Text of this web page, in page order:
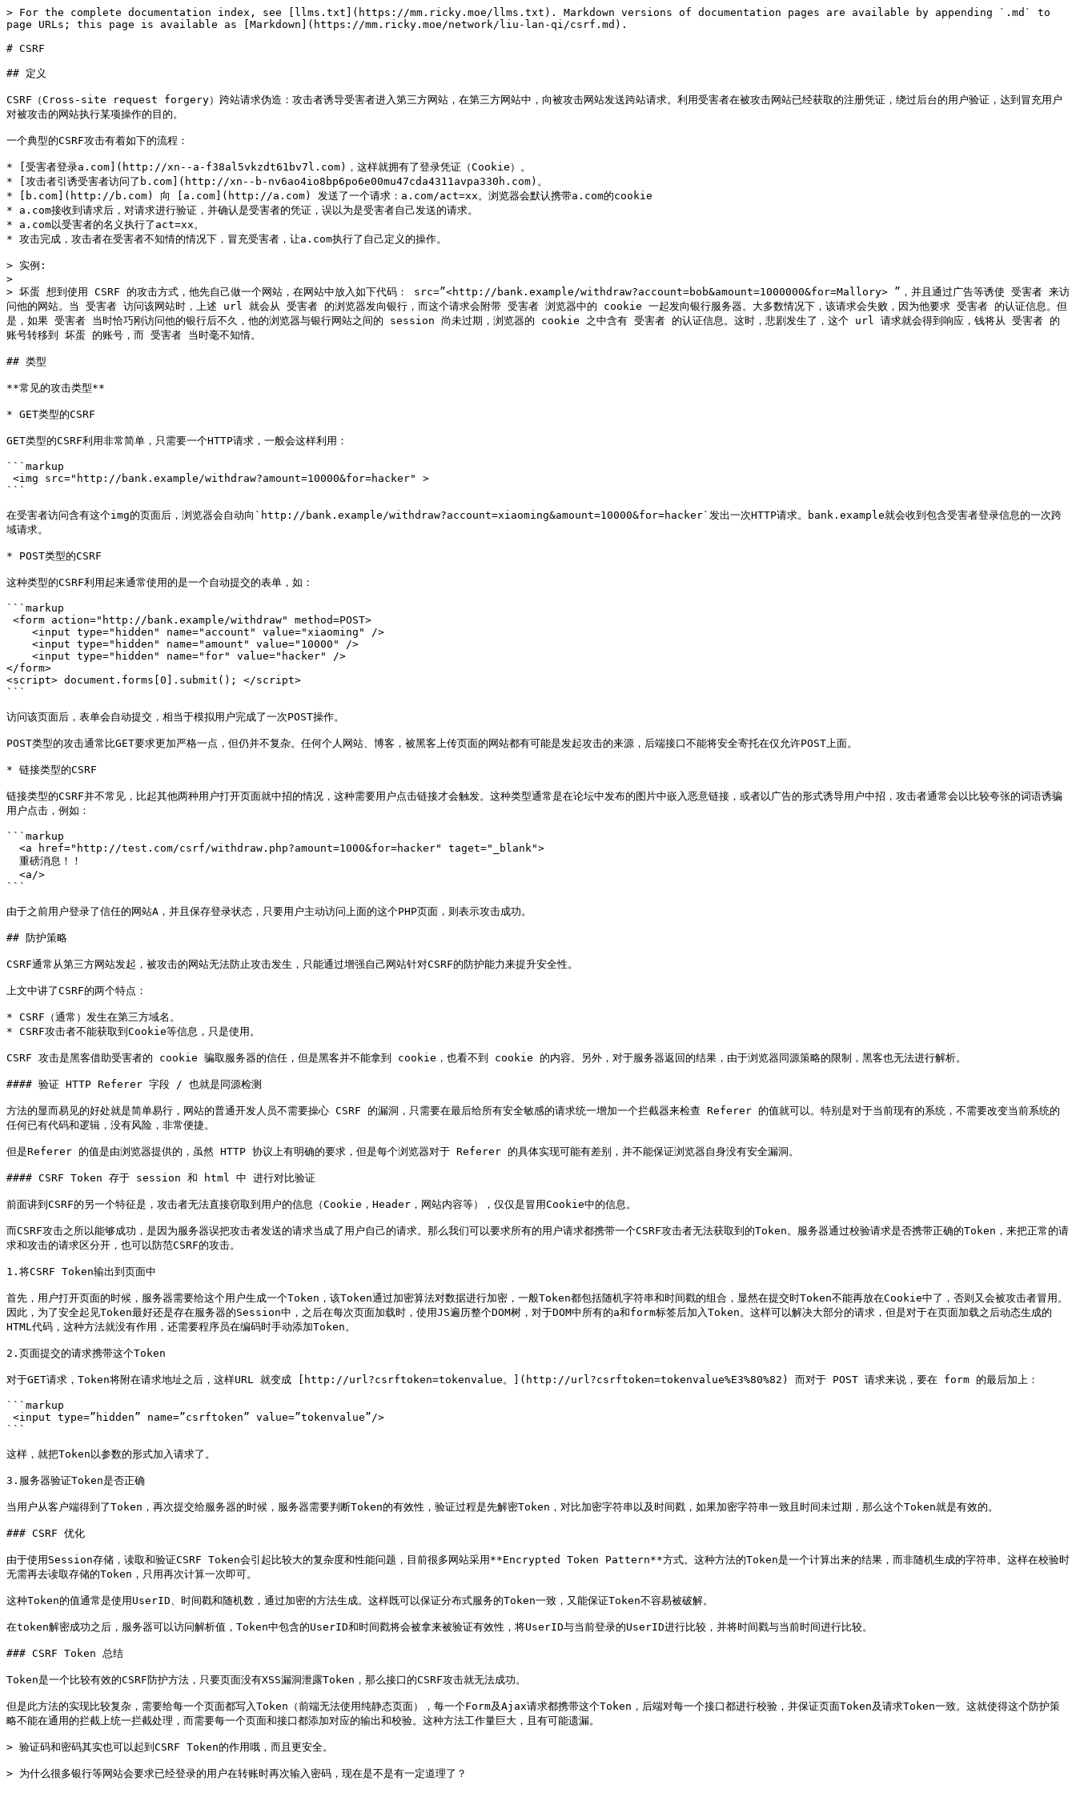
> For the complete documentation index, see [llms.txt](https://mm.ricky.moe/llms.txt). Markdown versions of documentation pages are available by appending `.md` to
page URLs; this page is available as [Markdown](https://mm.ricky.moe/network/liu-lan-qi/csrf.md).
# CSRF
## 定义
CSRF（Cross-site request forgery）跨站请求伪造：攻击者诱导受害者进入第三方网站，在第三方网站中，向被攻击网站发送跨站请求。利用受害者在被攻击网站已经获取的注册凭证，绕过后台的用户验证，达到冒充用户
对被攻击的网站执行某项操作的目的。
一个典型的CSRF攻击有着如下的流程：
* [受害者登录a.com](http://xn--a-f38al5vkzdt61bv7l.com)，这样就拥有了登录凭证（Cookie）。
* [攻击者引诱受害者访问了b.com](http://xn--b-nv6ao4io8bp6po6e00mu47cda4311avpa330h.com)。
* [b.com](http://b.com) 向 [a.com](http://a.com) 发送了一个请求：a.com/act=xx。浏览器会默认携带a.com的cookie
* a.com接收到请求后，对请求进行验证，并确认是受害者的凭证，误以为是受害者自己发送的请求。
* a.com以受害者的名义执行了act=xx。
* 攻击完成，攻击者在受害者不知情的情况下，冒充受害者，让a.com执行了自己定义的操作。
> 实例:
>
> 坏蛋 想到使用 CSRF 的攻击方式，他先自己做一个网站，在网站中放入如下代码： src=”<http://bank.example/withdraw?account=bob&amount=1000000&for=Mallory> ”，并且通过广告等诱使 受害者 来访
问他的网站。当 受害者 访问该网站时，上述 url 就会从 受害者 的浏览器发向银行，而这个请求会附带 受害者 浏览器中的 cookie 一起发向银行服务器。大多数情况下，该请求会失败，因为他要求 受害者 的认证信息。但
是，如果 受害者 当时恰巧刚访问他的银行后不久，他的浏览器与银行网站之间的 session 尚未过期，浏览器的 cookie 之中含有 受害者 的认证信息。这时，悲剧发生了，这个 url 请求就会得到响应，钱将从 受害者 的
账号转移到 坏蛋 的账号，而 受害者 当时毫不知情。
## 类型
**常见的攻击类型**
* GET类型的CSRF
GET类型的CSRF利用非常简单，只需要一个HTTP请求，一般会这样利用：
```markup
```
在受害者访问含有这个img的页面后，浏览器会自动向`http://bank.example/withdraw?account=xiaoming&amount=10000&for=hacker`发出一次HTTP请求。bank.example就会收到包含受害者登录信息的一次跨
域请求。
* POST类型的CSRF
这种类型的CSRF利用起来通常使用的是一个自动提交的表单，如：
```markup
</form>
<script> document.forms[0].submit(); </script>
```
访问该页面后，表单会自动提交，相当于模拟用户完成了一次POST操作。
POST类型的攻击通常比GET要求更加严格一点，但仍并不复杂。任何个人网站、博客，被黑客上传页面的网站都有可能是发起攻击的来源，后端接口不能将安全寄托在仅允许POST上面。
* 链接类型的CSRF
链接类型的CSRF并不常见，比起其他两种用户打开页面就中招的情况，这种需要用户点击链接才会触发。这种类型通常是在论坛中发布的图片中嵌入恶意链接，或者以广告的形式诱导用户中招，攻击者通常会以比较夸张的词语诱骗
用户点击，例如：
```markup
```
由于之前用户登录了信任的网站A，并且保存登录状态，只要用户主动访问上面的这个PHP页面，则表示攻击成功。
## 防护策略
CSRF通常从第三方网站发起，被攻击的网站无法防止攻击发生，只能通过增强自己网站针对CSRF的防护能力来提升安全性。
上文中讲了CSRF的两个特点：
* CSRF（通常）发生在第三方域名。
* CSRF攻击者不能获取到Cookie等信息，只是使用。
CSRF 攻击是黑客借助受害者的 cookie 骗取服务器的信任，但是黑客并不能拿到 cookie，也看不到 cookie 的内容。另外，对于服务器返回的结果，由于浏览器同源策略的限制，黑客也无法进行解析。
#### 验证 HTTP Referer 字段 / 也就是同源检测
方法的显而易见的好处就是简单易行，网站的普通开发人员不需要操心 CSRF 的漏洞，只需要在最后给所有安全敏感的请求统一增加一个拦截器来检查 Referer 的值就可以。特别是对于当前现有的系统，不需要改变当前系统的
任何已有代码和逻辑，没有风险，非常便捷。
但是Referer 的值是由浏览器提供的，虽然 HTTP 协议上有明确的要求，但是每个浏览器对于 Referer 的具体实现可能有差别，并不能保证浏览器自身没有安全漏洞。
#### CSRF Token 存于 session 和 html 中 进行对比验证
前面讲到CSRF的另一个特征是，攻击者无法直接窃取到用户的信息（Cookie，Header，网站内容等），仅仅是冒用Cookie中的信息。
而CSRF攻击之所以能够成功，是因为服务器误把攻击者发送的请求当成了用户自己的请求。那么我们可以要求所有的用户请求都携带一个CSRF攻击者无法获取到的Token。服务器通过校验请求是否携带正确的Token，来把正常的请
求和攻击的请求区分开，也可以防范CSRF的攻击。
1.将CSRF Token输出到页面中
首先，用户打开页面的时候，服务器需要给这个用户生成一个Token，该Token通过加密算法对数据进行加密，一般Token都包括随机字符串和时间戳的组合，显然在提交时Token不能再放在Cookie中了，否则又会被攻击者冒用。
因此，为了安全起见Token最好还是存在服务器的Session中，之后在每次页面加载时，使用JS遍历整个DOM树，对于DOM中所有的a和form标签后加入Token。这样可以解决大部分的请求，但是对于在页面加载之后动态生成的
HTML代码，这种方法就没有作用，还需要程序员在编码时手动添加Token。
2.页面提交的请求携带这个Token
对于GET请求，Token将附在请求地址之后，这样URL 就变成 [http://url?csrftoken=tokenvalue。](http://url?csrftoken=tokenvalue%E3%80%82) 而对于 POST 请求来说，要在 form 的最后加上：
```markup
```
这样，就把Token以参数的形式加入请求了。
3.服务器验证Token是否正确
当用户从客户端得到了Token，再次提交给服务器的时候，服务器需要判断Token的有效性，验证过程是先解密Token，对比加密字符串以及时间戳，如果加密字符串一致且时间未过期，那么这个Token就是有效的。
### CSRF 优化
由于使用Session存储，读取和验证CSRF Token会引起比较大的复杂度和性能问题，目前很多网站采用**Encrypted Token Pattern**方式。这种方法的Token是一个计算出来的结果，而非随机生成的字符串。这样在校验时
无需再去读取存储的Token，只用再次计算一次即可。
这种Token的值通常是使用UserID、时间戳和随机数，通过加密的方法生成。这样既可以保证分布式服务的Token一致，又能保证Token不容易被破解。
在token解密成功之后，服务器可以访问解析值，Token中包含的UserID和时间戳将会被拿来被验证有效性，将UserID与当前登录的UserID进行比较，并将时间戳与当前时间进行比较。
### CSRF Token 总结
Token是一个比较有效的CSRF防护方法，只要页面没有XSS漏洞泄露Token，那么接口的CSRF攻击就无法成功。
但是此方法的实现比较复杂，需要给每一个页面都写入Token（前端无法使用纯静态页面），每一个Form及Ajax请求都携带这个Token，后端对每一个接口都进行校验，并保证页面Token及请求Token一致。这就使得这个防护策
略不能在通用的拦截上统一拦截处理，而需要每一个页面和接口都添加对应的输出和校验。这种方法工作量巨大，且有可能遗漏。
> 验证码和密码其实也可以起到CSRF Token的作用哦，而且更安全。
> 为什么很多银行等网站会要求已经登录的用户在转账时再次输入密码，现在是不是有一定道理了？